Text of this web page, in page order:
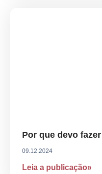
Por que devo
09.12.2024
Leia a publicação»